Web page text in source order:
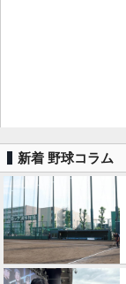
新着 野球コラム